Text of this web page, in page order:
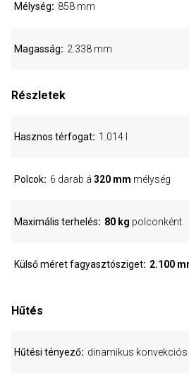
Mélység 858 mm
Magasság 2.338 mm
Részletek
Hasznos térfogat 1.014 l
Polcok 6 darab á 320 mm mélység
Maximális terhelés 80 kg polconként
Külső méret fagyasztósziget 2.100
Hűtés
Hűtési tényező dinamikus konvekciós